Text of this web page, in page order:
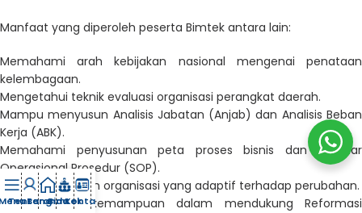
Manfaat yang diperoleh peserta Bimtek antara lain:
Memahami arah kebijakan nasional mengenai penataan
kelembagaan.
Mengetahui teknik evaluasi organisasi perangkat daerah.
Mampu menyusun Analisis Jabatan (Anjab) dan Analisis Beban
Kerja (ABK).
Memahami penyusunan peta proses bisnis dan Standar
Operasional Prosedur (SOP).
Mengembangkan organisasi yang adaptif terhadap perubahan.
Meningkatkan kemampuan dalam mendukung Reformasi
Tentang
Beranda
BimtekKontak